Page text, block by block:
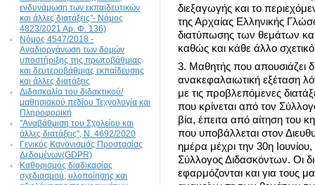
ενδυνάμωση των εκπαιδευτικών
και άλλες διατάξεις”- Νόμος
4823/2021 Αρ. Φ. 136)
Νόμος 4547/2018 -
Αναδιοργάνωση των δομών
υποστήριξης της πρωτοβάθμιας
και δευτεροβάθμιας εκπαίδευσης
και άλλες διατάξεις
Διδασκαλία του διδακτικού/
μαθησιακού πεδίου Τεχνολογία και
Πληροφορική
"Αναβάθμιση του Σχολείου και
άλλες διατάξεις", N. 4692/2020
Γενικός Κανονισμός Προστασίας
Δεδομένων(GDPR)
Καθορισμός διαδικασίας
σχεδιασμού, υλοποίησης και
διεξαγωγής και το
της Αρχαίας Ελληνικής
διατύπωσης των θεμάτων
καθώς και κάθε άλλο
3. Μαθητής που απουσιάζει
ανακεφαλαιωτική εξέταση
με τις προβλεπόμενες
που κρίνεται από τον
βία, έπειτα από αίτηση του
που υποβάλλεται στον
ημέρα μέχρι την 30η
Σύλλογος Διδασκόντων. Οι
εφαρμόζονται και για τους